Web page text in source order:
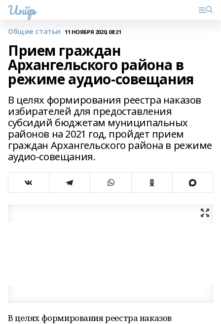
Инйәр
Общие статьи 11 НОЯБРЯ 2020, 08:21
Прием граждан
Архангельского района в
режиме аудио-совещания
В целях формирования реестра наказов
избирателей для предоставления
субсидий бюджетам муниципальных
районов на 2021 год, пройдет прием
граждан Архангельского района в режиме
аудио-совещания.
В целях формирования реестра наказов